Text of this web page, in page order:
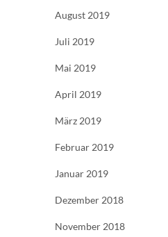
August 2019
Juli 2019
Mai 2019
April 2019
März 2019
Februar 2019
Januar 2019
Dezember 2018
November 2018